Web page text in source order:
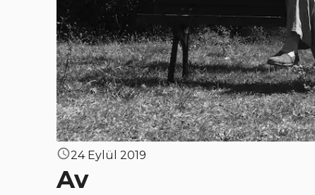
24 Eylül 2019
Av